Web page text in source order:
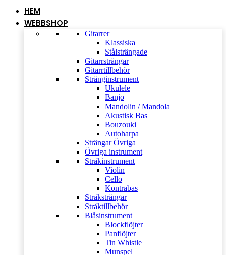
HEM
WEBBSHOP
Gitarrer
Klassiska
Stålsträngade
Gitarrsträngar
Gitarrtillbehör
Stränginstrument
Ukulele
Banjo
Mandolin / Mandola
Akustisk Bas
Bouzouki
Autoharpa
Strängar Övriga
Övriga instrument
Stråkinstrument
Violin
Cello
Kontrabas
Stråksträngar
Stråktillbehör
Blåsinstrument
Blockflöjter
Panflöjter
Tin Whistle
Munspel